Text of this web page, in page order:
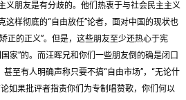
义朋友是有分歧的。他们热衷于与社会民主主义
这样彻底的“自由放任”论者，面对中国的现状也
正的正义”。但是，这些朋友至少还热心于宪
家”的。而汪晖兄和你们一些朋友倒的确是闭口
至有人明确声称只要不搞“自由市场”，“无论什
如果批评者指责你们为专制唱赞歌，你们何以